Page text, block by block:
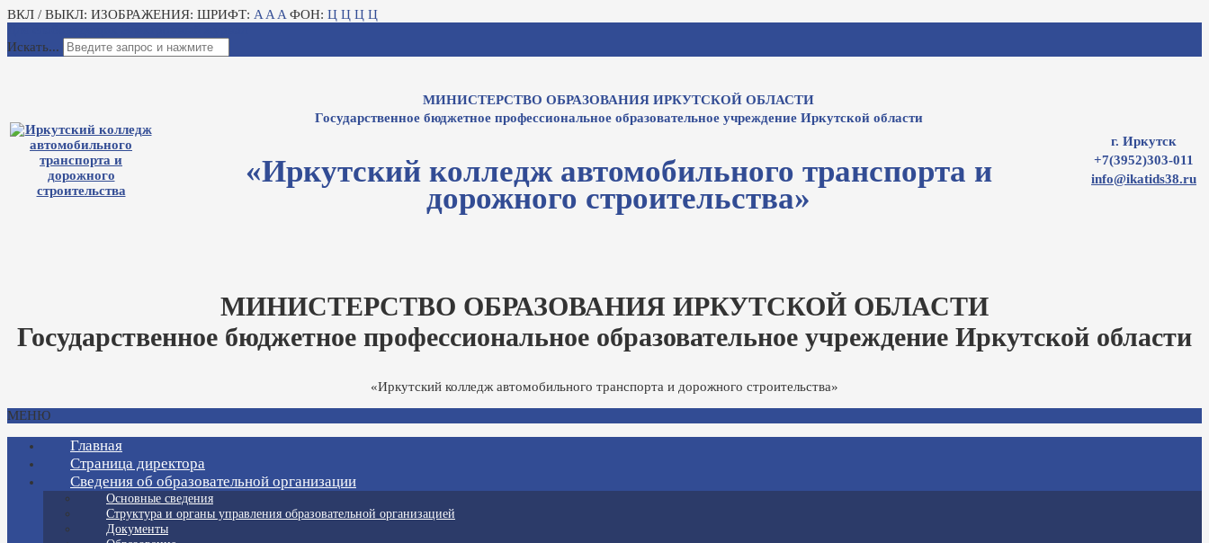
ВКЛ / ВЫКЛ: ИЗОБРАЖЕНИЯ: ШРИФТ: A A A ФОН: Ц Ц Ц Ц
Искать...
МИНИСТЕРСТВО ОБРАЗОВАНИЯ ИРКУТСКОЙ ОБЛАСТИ
Государственное бюджетное профессиональное образовательное учреждение Иркутской области
«Иркутский колледж автомобильного транспорта и
дорожного строительства»
г. Иркутск
+7(3952)303-011
info@ikatids38.ru
МИНИСТЕРСТВО ОБРАЗОВАНИЯ ИРКУТСКОЙ ОБЛАСТИ
Государственное бюджетное профессиональное образовательное учреждение Иркутской области
«Иркутский колледж автомобильного транспорта и дорожного строительства»
МЕНЮ
Главная
Страница директора
Сведения об образовательной организации
Основные сведения
Структура и органы управления образовательной организацией
Документы